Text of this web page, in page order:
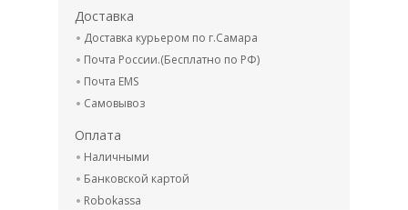
Доставка
Доставка курьером по г.Самара
Почта России.(Бесплатно по РФ)
Почта EMS
Самовывоз
Оплата
Наличными
Банковской картой
Robokassa